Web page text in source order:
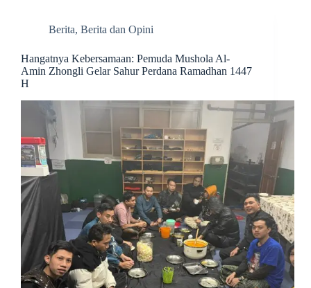
Berita, Berita dan Opini
Hangatnya Kebersamaan: Pemuda Mushola Al-
Amin Zhongli Gelar Sahur Perdana Ramadhan 1447
H